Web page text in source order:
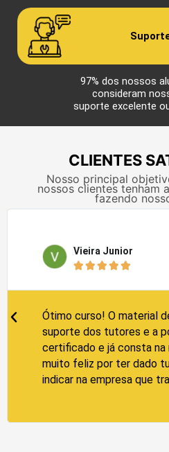
97% dos nossos
consideram
suporte excelente
CLIENTES
Nosso principal
nossos clientes tenham
fazendo
Vieira Junior
    
Ótimo curso! O material
suporte dos tutores e a
certificado e já consta na
muito feliz por ter dado
indicar na empresa que